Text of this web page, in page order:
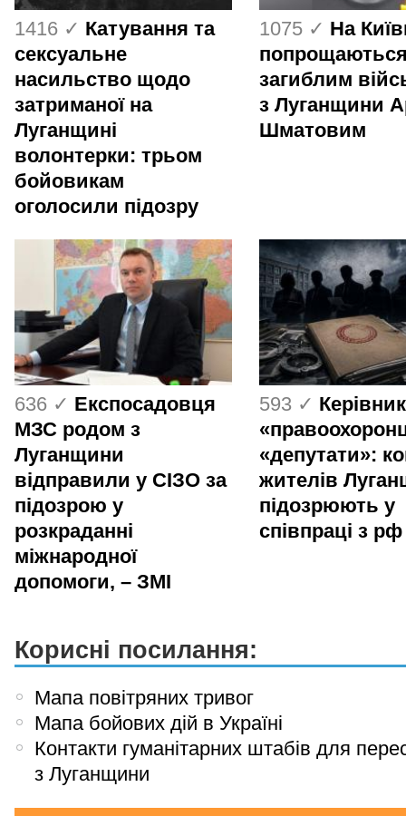
1416 ✓ Катування та
сексуальне
насильство щодо
затриманої на
Луганщині
волонтерки: трьом
бойовикам
оголосили підозру
1075 ✓ На
загиблим
з Луганщини
Шматовим
636 ✓ Експосадовця
МЗС родом з
Луганщини
відправили у СІЗО за
підозрою у
розкраданні
міжнародної
допомоги, – ЗМІ
593 ✓
«депутати»:
жителів
підозрюють у
співпраці з рф
Корисні посилання:
Мапа повітряних тривог
Мапа бойових дій в Україні
Контакти гуманітарних штабів для
з Луганщини